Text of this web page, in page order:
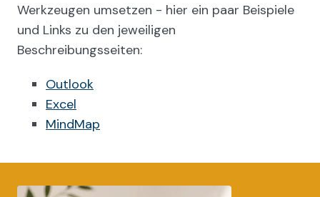
Werkzeugen umsetzen - hier ein paar Beispiele
und Links zu den jeweiligen
Beschreibungsseiten:
Outlook
Excel
MindMap